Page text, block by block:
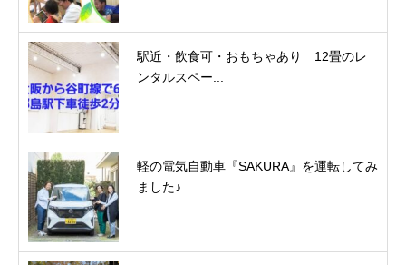
駅近・飲食可・おもちゃあり 12畳のレ
ンタルスペー...
軽の電気自動車『SAKURA』を運転してみ
ました♪